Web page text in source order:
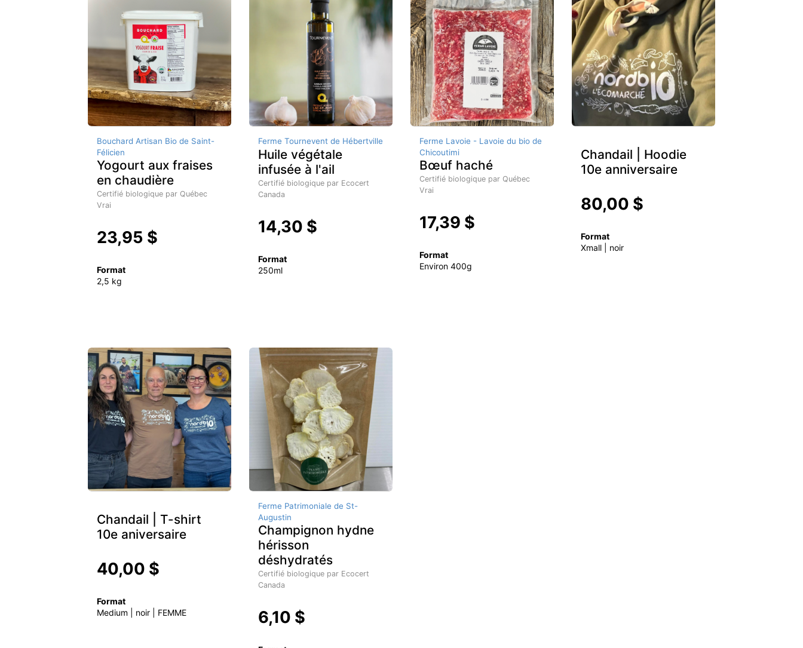
Bouchard Artisan Bio de Saint-
Félicien
Yogourt aux fraises
en chaudière
Certifié biologique par Québec
Vrai
23,95 $
Format
2,5 kg
Ferme Tournevent de Hébertville
Huile végétale
infusée à l'ail
Certifié biologique par Ecocert
Canada
14,30 $
Format
250ml
Ferme Lavoie - Lavoie du bio de
Chicoutimi
Bœuf haché
Certifié biologique par Québec
Vrai
17,39 $
Format
Environ 400g
Chandail | Hoodie
10e anniversaire
80,00 $
Format
Xmall | noir
Chandail | T-shirt
10e aniversaire
40,00 $
Format
Medium | noir | FEMME
Ferme Patrimoniale de St-
Augustin
Champignon hydne
hérisson
déshydratés
Certifié biologique par Ecocert
Canada
6,10 $